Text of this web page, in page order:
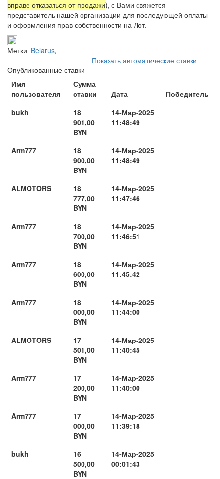
вправе отказаться от продажи), с Вами свяжется
представитель нашей организации для последующей оплаты
и оформления прав собственности на Лот.
Метки: Belarus,
Показать автоматические ставки
Опубликованные ставки
Имя
пользователя
Сумма
ставки
Дата
Победитель
bukh
18
901,00
BYN
14-Мар-2025
11:48:49
Arm777
18
900,00
BYN
14-Мар-2025
11:48:49
ALMOTORS
18
777,00
BYN
14-Мар-2025
11:47:46
Arm777
18
700,00
BYN
14-Мар-2025
11:46:51
Arm777
18
600,00
BYN
14-Мар-2025
11:45:42
Arm777
18
000,00
BYN
14-Мар-2025
11:44:00
ALMOTORS
17
501,00
BYN
14-Мар-2025
11:40:45
Arm777
17
200,00
BYN
14-Мар-2025
11:40:00
Arm777
17
000,00
BYN
14-Мар-2025
11:39:18
bukh
16
500,00
BYN
14-Мар-2025
00:01:43